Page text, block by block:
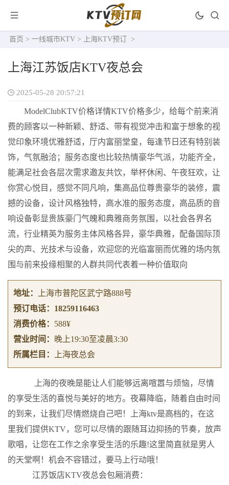
首页 > 一线城市KTV > 上海KTV预订 >
上海江苏饭店KTV夜总会
2025-05-28 20:57:21
ModelClubKTV价格详情KTV价格多少，给每个前来消
费的顾客以一种新颖、舒适、带有视觉冲击和富于想象的视
觉印象环境优雅舒适，厅内富丽堂皇，每逢节日还有特别装
饰，气氛融洽；服务态度也比较热情豪华气派，功能齐全，
能满足社会各层次需求邀友共饮，举杯休闲、午夜狂欢，让
你赏心悦目，感觉不同凡响，集高品位尊贵豪华的装修，震
撼的设备，设计风格独特，高水准的服务态度，高品质的音
响设备彰显贵族豪门气魄和典雅商务氛围，以社会各界名
流，行业精英为服务主体风格各异，豪华典雅，配备国际顶
尖的声、光技术与设备，欢迎您的光临富丽而优雅的场内氛
围与前来投缘相聚的人群共同代表着一种价值取向
地址：
上海市普陀区武宁路888号
预订电话： 18259116463
消费价格： 588¥
营业时间：
晚上19:30至凌晨3:30
所属栏目：
上海夜总会
上海的夜晚是能让人们能够远离喧嚣与烦恼，尽情
的享受生活的喜悦与美好的地方。夜幕降临，随着自由时间
的到来，让我们尽情燃烧自己吧！上海ktv是高档的，在这
里我们提供KTV，您可以尽情的跟随耳边抑扬的节奏，放声
歌唱，让您在工作之余享受生活的乐趣!这里简直就是男人
的天堂啊！机会不容错过，要马上行动哦！
江苏饭店KTV夜总会包厢消费：